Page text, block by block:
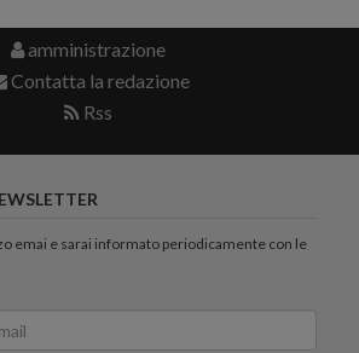
amministrazione
Contatta la redazione
Rss
emai e sarai informato periodicamente con le